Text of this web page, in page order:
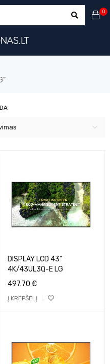
0
DISPLAY LCD 43"
4K/43UL3Q-E LG
497.70 €
Į KREPŠELĮ